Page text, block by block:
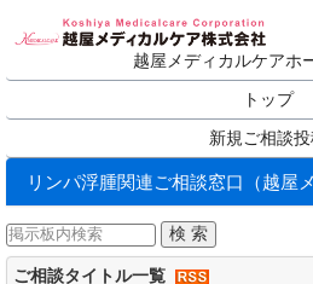
越屋メディカルケアホ
トップ
新規ご相談
リンパ浮腫関連ご相談窓口（越屋
ご相談タイトル一覧